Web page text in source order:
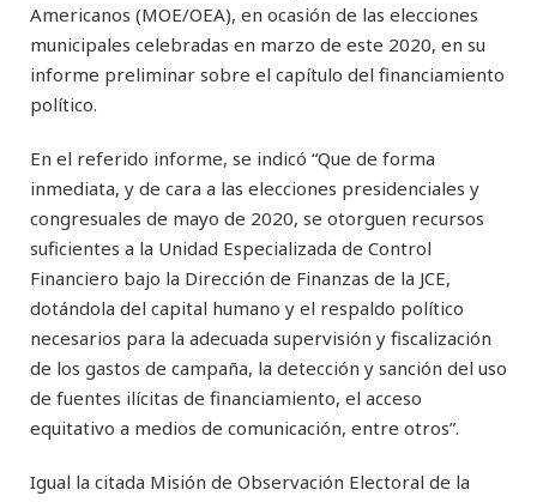
Americanos (MOE/OEA), en ocasión de las elecciones
municipales celebradas en marzo de este 2020, en su
informe preliminar sobre el capítulo del financiamiento
político.
En el referido informe, se indicó “Que de forma
inmediata, y de cara a las elecciones presidenciales y
congresuales de mayo de 2020, se otorguen recursos
suficientes a la Unidad Especializada de Control
Financiero bajo la Dirección de Finanzas de la JCE,
dotándola del capital humano y el respaldo político
necesarios para la adecuada supervisión y fiscalización
de los gastos de campaña, la detección y sanción del uso
de fuentes ilícitas de financiamiento, el acceso
equitativo a medios de comunicación, entre otros”.
Igual la citada Misión de Observación Electoral de la